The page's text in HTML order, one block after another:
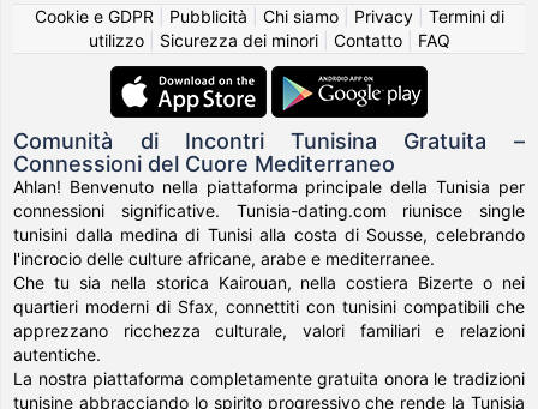
Cookie e GDPR
Pubblicità Chi siamo| Privacy| Termini di
utilizzo| Sicurezza dei minori| Contatto| FAQ
Comunità di Incontri Tunisina Gratuita –
Connessioni del Cuore Mediterraneo
Ahlan! Benvenuto nella piattaforma principale della Tunisia per
connessioni significative. Tunisia-dating.com riunisce single
tunisini dalla medina di Tunisi alla costa di Sousse, celebrando
l'incrocio delle culture africane, arabe e mediterranee.
Che tu sia nella storica Kairouan, nella costiera Bizerte o nei
quartieri moderni di Sfax, connettiti con tunisini compatibili che
apprezzano ricchezza culturale, valori familiari e relazioni
autentiche.
La nostra piattaforma completamente gratuita onora le tradizioni
tunisine abbracciando lo spirito progressivo che rende la Tunisia